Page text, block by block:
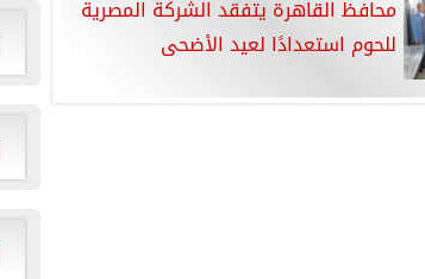
محافظ القاهرة يتفقد الشركة المصرية
للحوم استعدادًا لعيد الأضحى